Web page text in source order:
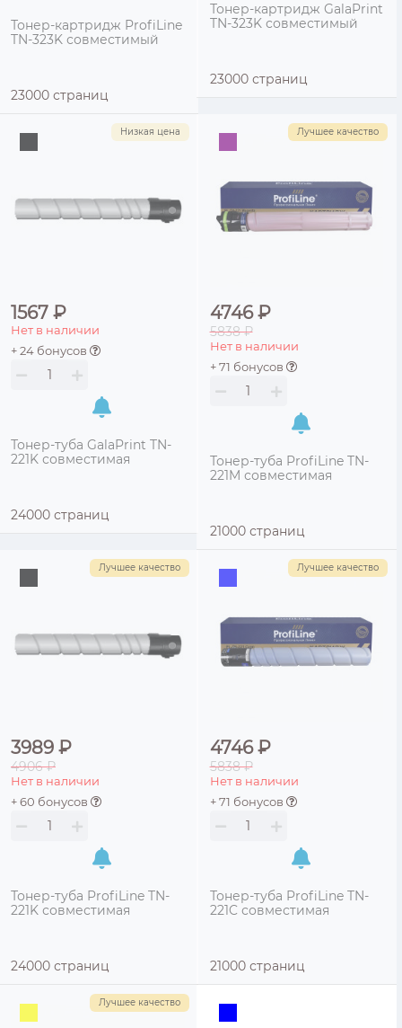
Тонер-картридж ProfiLine
TN-323K совместимый
23000 страниц
Тонер-картридж GalaPrint
TN-323K совместимый
23000 страниц
Низкая цена
1567 ₽
Нет в наличии
+ 24 бонусов
Тонер-туба GalaPrint TN-
221K совместимая
24000 страниц
Лучшее качество
4746 ₽
5838 ₽
Нет в наличии
+ 71 бонусов
Тонер-туба ProfiLine TN-
221M совместимая
21000 страниц
Лучшее качество
3989 ₽
4906 ₽
Нет в наличии
+ 60 бонусов
Тонер-туба ProfiLine TN-
221K совместимая
24000 страниц
Лучшее качество
4746 ₽
5838 ₽
Нет в наличии
+ 71 бонусов
Тонер-туба ProfiLine TN-
221C совместимая
21000 страниц
Лучшее качество